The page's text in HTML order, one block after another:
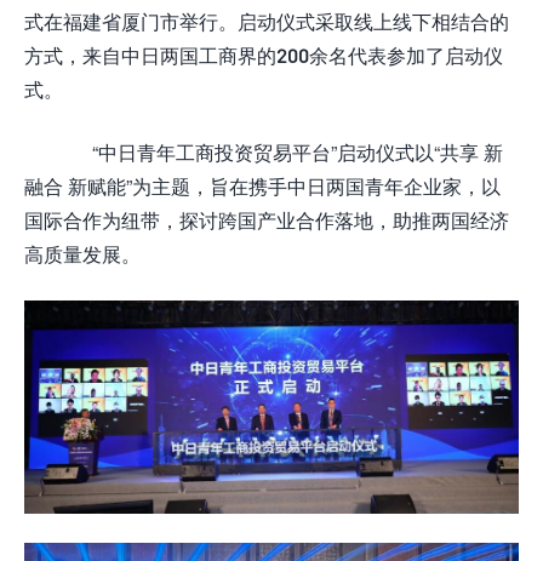
式在福建省厦门市举行。启动仪式采取线上线下相结合的
方式，来自中日两国工商界的200余名代表参加了启动仪
式。
“中日青年工商投资贸易平台”启动仪式以“共享 新
融合 新赋能”为主题，旨在携手中日两国青年企业家，以
国际合作为纽带，探讨跨国产业合作落地，助推两国经济
高质量发展。